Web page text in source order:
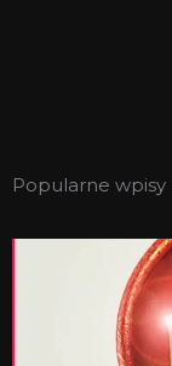
Popularne wpisy